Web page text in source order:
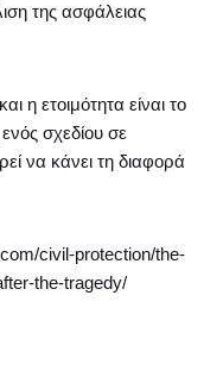
της ασφάλειας
η ετοιμότητα είναι το
σχεδίου σε
να κάνει τη διαφορά
civil-protection/the-
the-tragedy/